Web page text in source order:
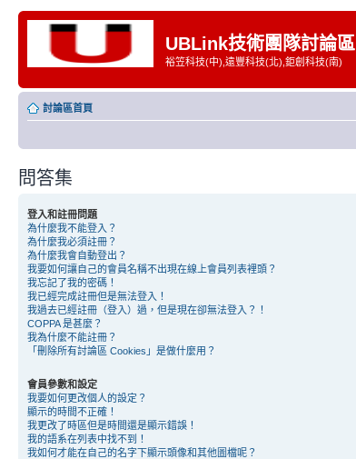
UBLink技術團隊討論區
裕笠科技(中),遠豐科技(北),鉅創科技(南)
討論區首頁
問答集
登入和註冊問題
為什麼我不能登入？
為什麼我必須註冊？
為什麼我會自動登出？
我要如何讓自己的會員名稱不出現在線上會員列表裡頭？
我忘記了我的密碼！
我已經完成註冊但是無法登入！
我過去已經註冊（登入）過，但是現在卻無法登入？！
COPPA 是甚麼？
我為什麼不能註冊？
「刪除所有討論區 Cookies」是做什麼用？
會員參數和設定
我要如何更改個人的設定？
顯示的時間不正確！
我更改了時區但是時間還是顯示錯誤！
我的語系在列表中找不到！
我如何才能在自己的名字下顯示頭像和其他圖檔呢？